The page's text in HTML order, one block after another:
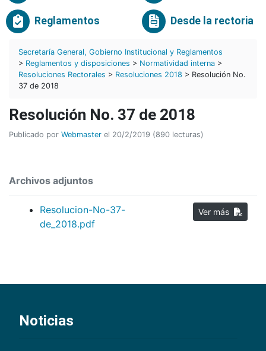
Reglamentos Desde la rectoria
Secretaría General, Gobierno Institucional y Reglamentos
> Reglamentos y disposiciones > Normatividad interna >
Resoluciones Rectorales > Resoluciones 2018 > Resolución No.
37 de 2018
Resolución No. 37 de 2018
Publicado por Webmaster el 20/2/2019 (890 lecturas)
Archivos adjuntos
Resolucion-No-37-
de_2018.pdf
Noticias